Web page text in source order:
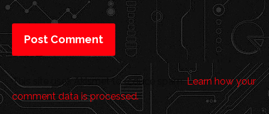
This site uses Akismet to reduce spam.Learn how your
comment data is processed.